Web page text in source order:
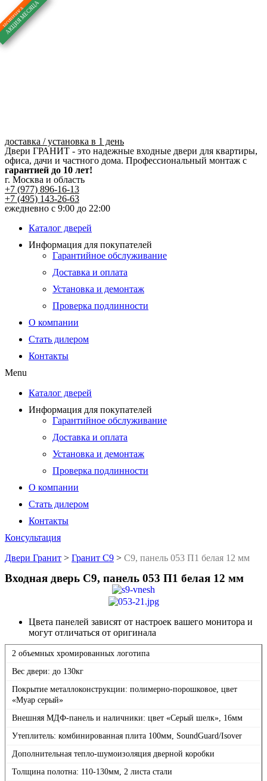
Перейти
к
содержимому
доставка / установка в 1 день
Двери ГРАНИТ - это надежные входные двери для квартиры,
офиса, дачи и частного дома. Профессиональный монтаж с
гарантией до 10 лет!
г. Москва и область
+7 (977) 896-16-13
+7 (495) 143-26-63
ежедневно с 9:00 до 22:00
Каталог дверей
Информация для покупателей
Гарантийное обслуживание
Доставка и оплата
Установка и демонтаж
Проверка подлинности
О компании
Стать дилером
Контакты
Menu
Каталог дверей
Информация для покупателей
Гарантийное обслуживание
Доставка и оплата
Установка и демонтаж
Проверка подлинности
О компании
Стать дилером
Контакты
Консультация
Двери Гранит > Гранит С9 > С9, панель 053 П1 белая 12 мм
Входная дверь С9, панель 053 П1 белая 12 мм
Цвета панелей зависят от настроек вашего монитора и
могут отличаться от оригинала
2 объемных хромированных логотипа
Вес двери: до 130кг
Покрытие металлоконструкции: полимерно-порошковое, цвет
«Муар серый»
Внешняя МДФ-панель и наличники: цвет «Серый шелк», 16мм
Утеплитель: комбинированная плита 100мм, SoundGuard/Isover
Дополнительная тепло-шумоизоляция дверной коробки
Толщина полотна: 110-130мм, 2 листа стали